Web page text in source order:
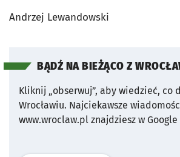
Andrzej Lewandowski
BĄDŹ NA BIEŻĄCO Z
Kliknij „obserwuj”, aby wiedzieć, co
Wrocławiu. Najciekawsze
www.wroclaw.pl znajdziesz w Google